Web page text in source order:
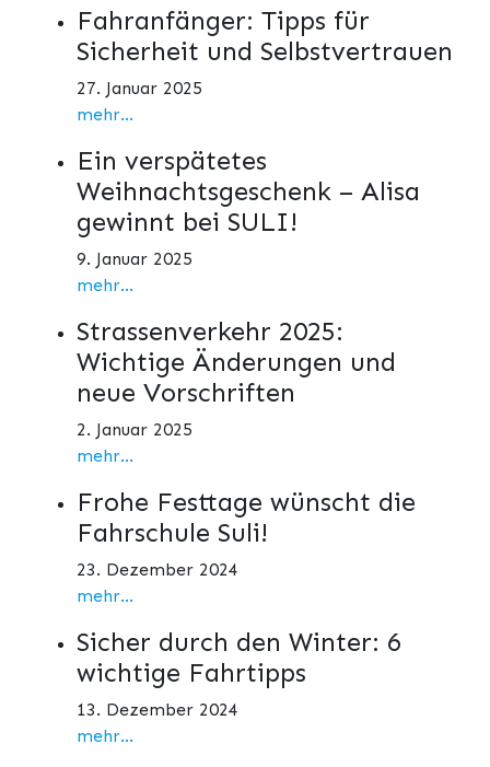
Fahranfänger: Tipps für
Sicherheit und Selbstvertrauen
27. Januar 2025
mehr...
Ein verspätetes
Weihnachtsgeschenk – Alisa
gewinnt bei SULI!
9. Januar 2025
mehr...
Strassenverkehr 2025:
Wichtige Änderungen und
neue Vorschriften
2. Januar 2025
mehr...
Frohe Festtage wünscht die
Fahrschule Suli!
23. Dezember 2024
mehr...
Sicher durch den Winter: 6
wichtige Fahrtipps
13. Dezember 2024
mehr...